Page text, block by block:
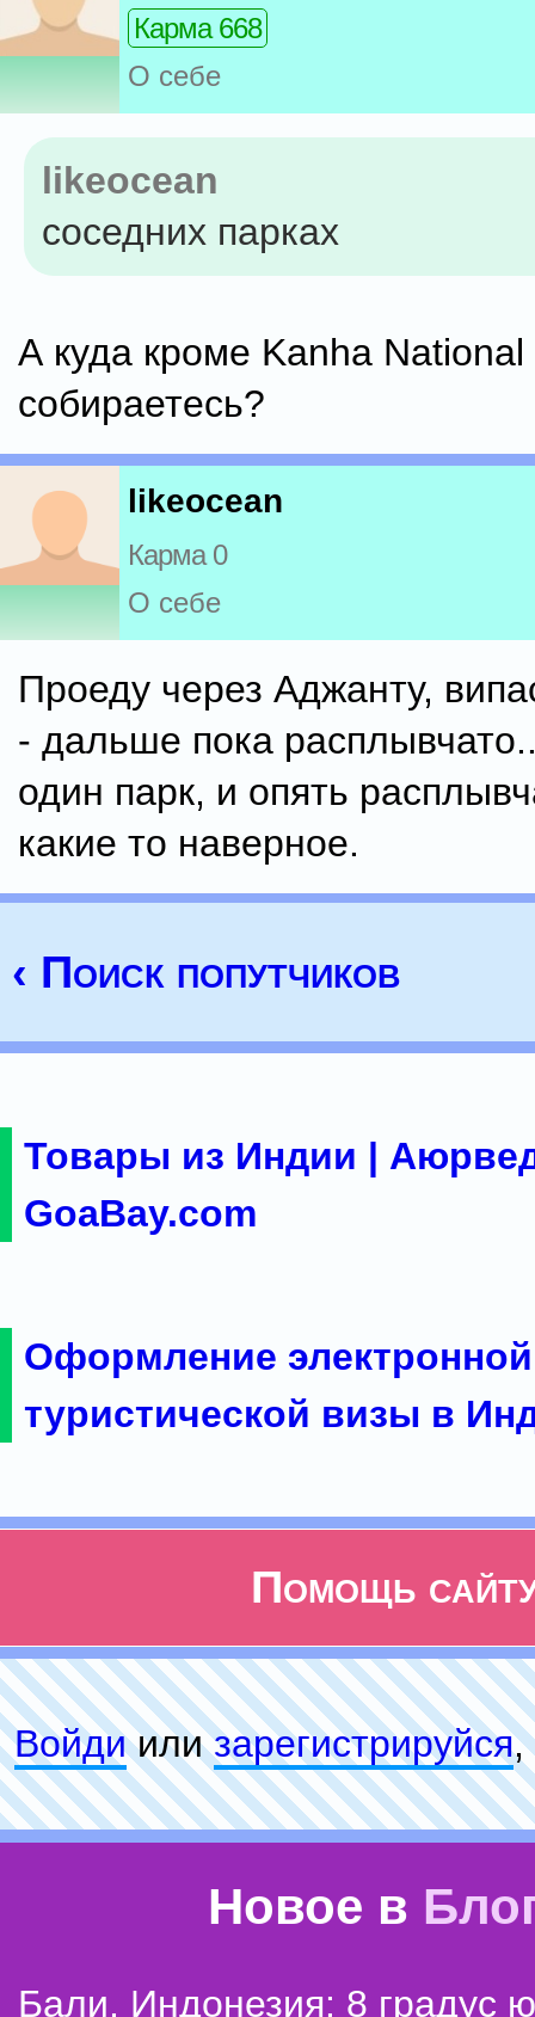
Карма 668
О себе
likeocean
соседних парках
А куда кроме Kanha National
собираетесь?
likeocean
Карма 0
О себе
Проеду через Аджанту,
- дальше пока
один парк, и опять
какие то наверное.
‹ Поиск попутчиков
Товары из Индии |
GoaBay.com
Оформление электронной
туристической визы в
Помощь
Войдиилизарeгиcтpируйся,
Новое в
Бали, Индонезия: 8 градус